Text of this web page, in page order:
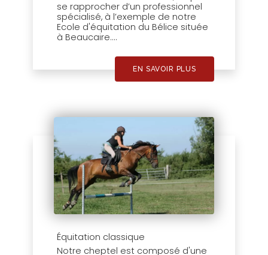
se rapprocher d’un professionnel
spécialisé, à l’exemple de notre
Ecole d'équitation du Bélice située
à Beaucaire....
EN SAVOIR PLUS
Équitation classique
Notre cheptel est composé d'une